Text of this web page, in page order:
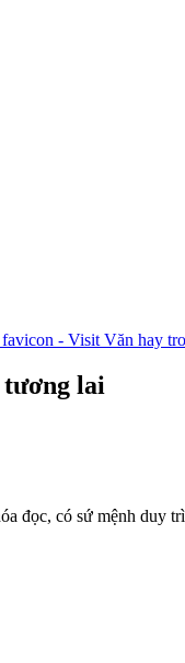
lai
đọc, có sứ mệnh duy